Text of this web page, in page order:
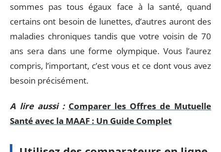
sommes pas tous égaux face à la santé, quand
certains ont besoin de lunettes, d’autres auront des
maladies chroniques tandis que votre voisin de 70
ans sera dans une forme olympique. Vous l’aurez
compris, l’important, c’est vous et ce dont vous avez
besoin précisément.
A lire aussi : Comparer les Offres de Mutuelle
Santé avec la MAAF : Un Guide Complet